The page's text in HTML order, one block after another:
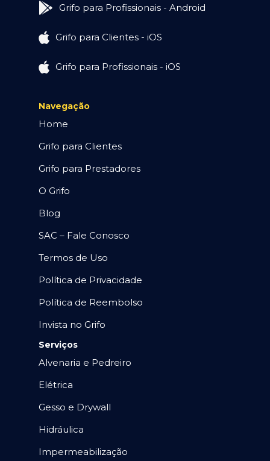
Grifo para Profissionais - Android
Grifo para Clientes - iOS
Grifo para Profissionais - iOS
Navegação
Home
Grifo para Clientes
Grifo para Prestadores
O Grifo
Blog
SAC – Fale Conosco
Termos de Uso
Política de Privacidade
Política de Reembolso
Invista no Grifo
Serviços
Alvenaria e Pedreiro
Elétrica
Gesso e Drywall
Hidráulica
Impermeabilização